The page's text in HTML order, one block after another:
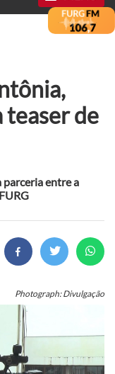
teaser de
parceria entre a
Photograph: Divulgação